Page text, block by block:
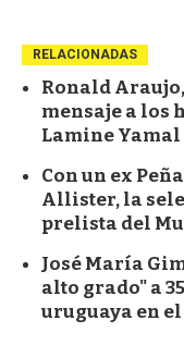
RELACIONADAS
Ronald
mensaje a los
Lamine
Con un ex
Allister, la
prelista del
José María
alto grado" a
uruguaya en